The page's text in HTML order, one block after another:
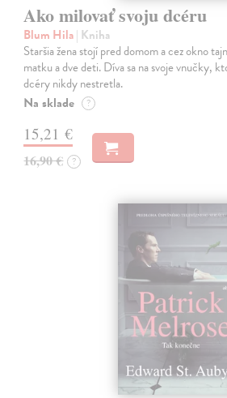
Ako milovať svoju dcéru
Blum Hila| Kniha
Staršia žena stojí pred domom a cez okno
matku a dve deti. Díva sa na svoje vnučky,
dcéry nikdy nestretla.
Na sklade ?
15,21 €
16,90 € ?